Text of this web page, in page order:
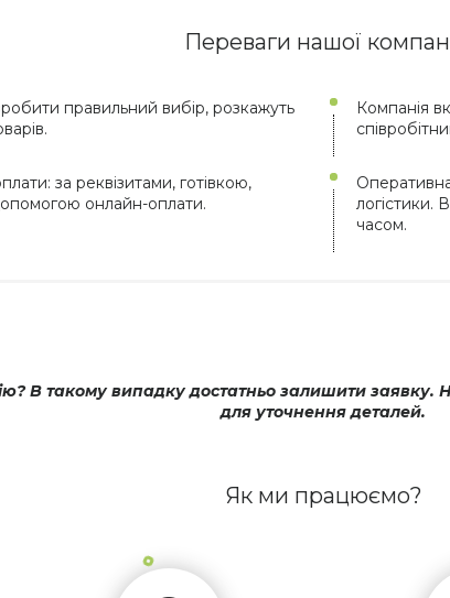
Переваги нашої
правильний вибір, розкажуть
Компанія
за реквізитами, готівкою,
онлайн-оплати.
логістики.
часом.
В такому випадку достатньо залишити заявку.
для уточнення деталей.
Як ми працюємо?